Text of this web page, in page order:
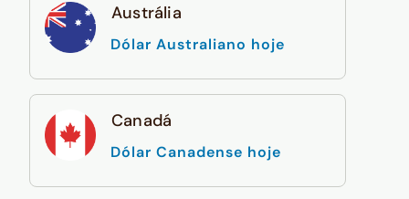
Austrália
Dólar Australiano hoje
Canadá
Dólar Canadense hoje